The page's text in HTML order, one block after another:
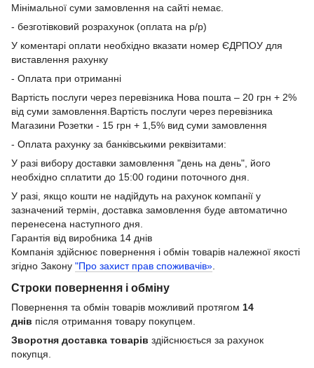
Мінімальної суми замовлення на сайті немає.
- безготівковий розрахунок (оплата на р/р)
У коментарі оплати необхідно вказати номер ЄДРПОУ для
виставлення рахунку
- Оплата при отриманні
Вартість послуги через перевізника Нова пошта – 20 грн + 2%
від суми замовлення.Вартість послуги через перевізника
Магазини Розетки - 15 грн + 1,5% вид суми замовлення
- Оплата рахунку за банківськими реквізитами:
У разі вибору доставки замовлення "день на день", його
необхідно сплатити до 15:00 години поточного дня.
У разі, якщо кошти не надійдуть на рахунок компанії у
зазначений термін, доставка замовлення буде автоматично
перенесена наступного дня.
Гарантія від виробника 14 днів
Компанія здійснює повернення і обмін товарів належної якості
згідно Закону "Про захист прав споживачів»
Строки повернення і обміну
Повернення та обмін товарів можливий протягом 14
днів після отримання товару покупцем.
Зворотня доставка товарів здійснюється за рахунок
покупця.